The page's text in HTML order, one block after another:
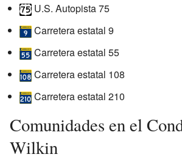
U.S. Autopista 75
Carretera estatal 9
Carretera estatal 55
Carretera estatal 108
Carretera estatal 210
Comunidades en el
Wilkin